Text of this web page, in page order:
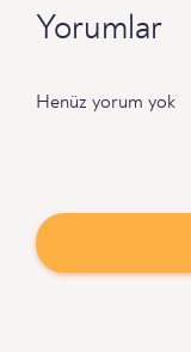
Yorumlar
Henüz yorum yok